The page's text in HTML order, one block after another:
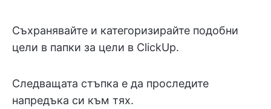
Съхранявайте и категоризирайте подобни
цели в папки за цели в ClickUp.
Следващата стъпка е да проследите
напредъка си към тях.